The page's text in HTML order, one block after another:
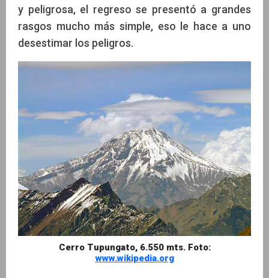
y peligrosa, el regreso se presentó a grandes
rasgos mucho más simple, eso le hace a uno
desestimar los peligros.
Cerro Tupungato, 6.550 mts. Foto:
www.wikipedia.org